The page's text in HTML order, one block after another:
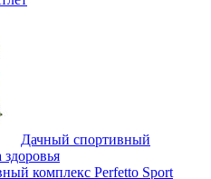
Дачный спортивный